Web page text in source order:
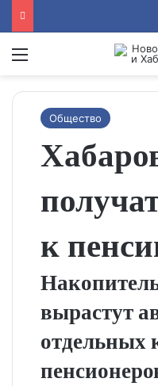
Menu
Общество
к
вырастут
отдельных